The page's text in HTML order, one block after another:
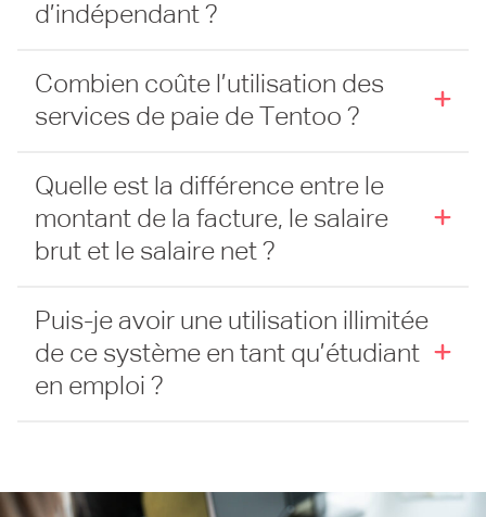
d’indépendant ?
Combien coûte l’utilisation des
services de paie de Tentoo ?
Quelle est la différence entre le
montant de la facture, le salaire
brut et le salaire net ?
Puis-je avoir une utilisation illimitée
de ce système en tant qu’étudiant
en emploi ?